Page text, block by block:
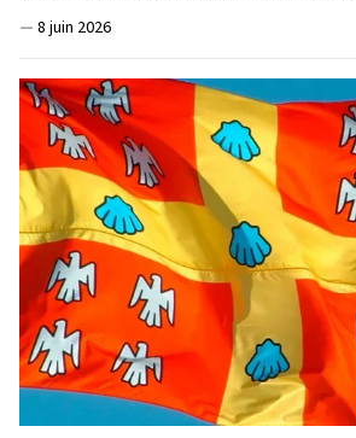
— 8 juin 2026